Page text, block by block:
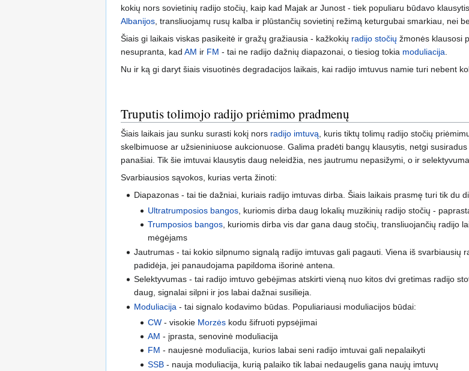
kokių nors sovietinių radijo stočių, kaip kad Majak ar Junost - tiek populiaru būdavo
Albanijos , transliuojamų rusų kalba ir plūstančių sovietinį režimą keturgubai smarkiau, nei
Šiais gi laikais viskas pasikeitė ir gražų gražiausia - kažkokių radijo stočių žmonės klausosi
nesupranta, kad AM ir FM - tai ne radijo dažnių diapazonai, o tiesiog tokia moduliacija
Nu ir ką gi daryt šiais visuotinės degradacijos laikais, kai radijo imtuvus namie turi nebent
Truputis tolimojo radijo priėmimo pradmenų
Šiais laikais jau sunku surasti kokį nors radijo imtuvą , kuris tiktų tolimų radijo stočių
skelbimuose ar užsieniniuose aukcionuose. Galima pradėti bangų klausytis, netgi
panašiai. Tik šie imtuvai klausytis daug neleidžia, nes jautrumu nepasižymi, o ir
Svarbiausios sąvokos, kurias verta žinoti:
Diapazonas - tai tie dažniai, kuriais radijo imtuvas dirba. Šiais laikais prasmę turi tik du
Ultratrumposios bangos, kuriomis dirba daug lokalių muzikinių radijo stočių -
Trumposios bangos, kuriomis dirba vis dar gana daug stočių, transliuojančių radijo
mėgėjams
Jautrumas - tai kokio silpnumo signalą radijo imtuvas gali pagauti. Viena iš
padidėja, jei panaudojama papildoma išorinė antena.
Selektyvumas - tai radijo imtuvo gebėjimas atskirti vieną nuo kitos dvi gretimas radijo
daug, signalai silpni ir jos labai dažnai susilieja.
Moduliacija - tai signalo kodavimo būdas. Populiariausi moduliacijos būdai:
CW- visokie Morzėskodu šifruoti pypsėjimai
AM - įprasta, senovinė moduliacija
FM - naujesnė moduliacija, kurios labai seni radijo imtuvai gali nepalaikyti
SSB- nauja moduliacija, kurią palaiko tik labai nedaugelis gana naujų imtuvų